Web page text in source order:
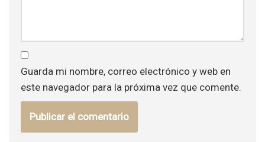
Guarda mi nombre, correo electrónico y web en
este navegador para la próxima vez que comente.